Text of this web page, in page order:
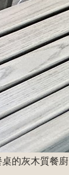
的灰木質餐廚